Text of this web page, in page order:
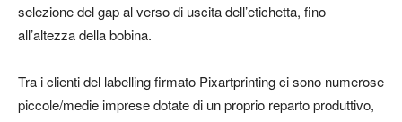
selezione del gap al verso di uscita dell’etichetta, fino
all’altezza della bobina.
Tra i clienti del labelling firmato Pixartprinting ci sono numerose
piccole/medie imprese dotate di un proprio reparto produttivo,